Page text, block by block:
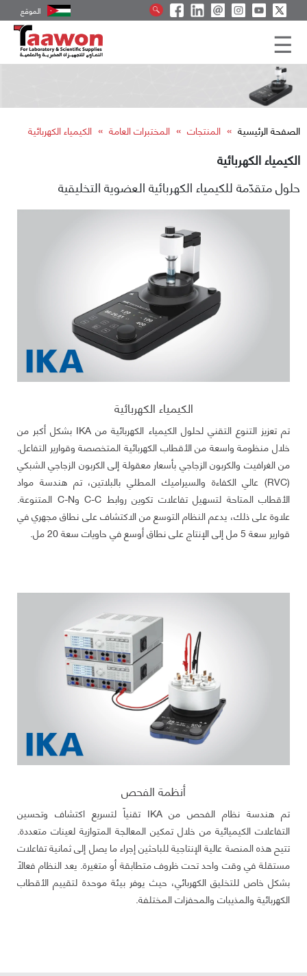
الموقع
الصفحة الرئيسية » المنتجات » المختبرات العامة » الكيمياء الكهربائية
الكيمياء الكهربائية
حلول متقدّمة للكيمياء الكهربائية العضوية التخليقية
الكيمياء الكهربائية
تم تعزيز التنوع التقني لحلول الكيمياء الكهربائية من IKA بشكل أكبر من
خلال منظومة واسعة من الأقطاب الكهربائية المتخصصة وقوارير التفاعل.
من الغرافيت والكربون الزجاجي بأسعار معقولة إلى الكربون الزجاجي الشبكي
(RVC) عالي الكفاءة والسيراميك المطلي بالبلاتين، تم هندسة مواد
الأقطاب المتاحة لتسهيل تفاعلات تكوين روابط C-C وC-N المتنوعة.
علاوة على ذلك، يدعم النظام التوسع من الاكتشاف على نطاق مجهري في
قوارير سعة 5 مل إلى الإنتاج على نطاق أوسع في حاويات سعة 20 مل.
أنظمة الفحص
تم هندسة نظام الفحص من IKA تقنياً لتسريع اكتشاف وتحسين
التفاعلات الكيميائية من خلال تمكين المعالجة المتوازية لعينات متعددة.
تتيح هذه المنصة عالية الإنتاجية للباحثين إجراء ما يصل إلى ثمانية تفاعلات
مستقلة في وقت واحد تحت ظروف متطابقة أو متغيرة. يعد النظام فعالاً
بشكل خاص للتخليق الكهربائي، حيث يوفر بيئة موحدة لتقييم الأقطاب
الكهربائية والمذيبات والمحفزات المختلفة.